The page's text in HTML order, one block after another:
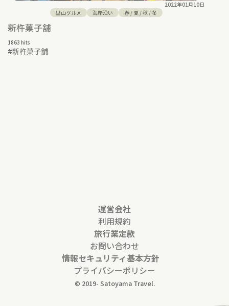
2022年01月10日
里山グルメ
海岸沿い 春/ 夏/秋/冬
新杵菓子舗
1863 hits
#新杵菓子舗
運営会社
利用規約
旅行業定款
お問い合わせ
情報セキュリティ基本方針
プライバシーポリシー
© 2019- Satoyama Travel.